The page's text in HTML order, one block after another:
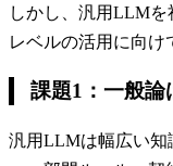
しかし、汎用LLM
レベルの活用に向け
課題1：一般論
汎用LLMは幅広い知